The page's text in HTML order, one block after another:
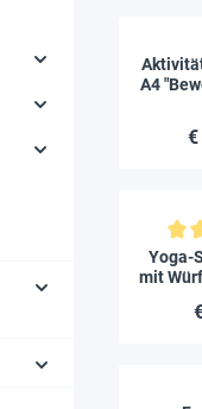
A4
€
Yoga-
mit